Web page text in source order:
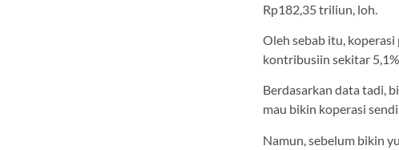
Rp182,35 triliun, loh.
Oleh sebab itu,
kontribusiin sekitar
Berdasarkan data tadi,
mau bikin koperasi
Namun, sebelum bikin